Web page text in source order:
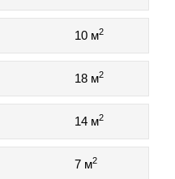
10 м2
18 м2
14 м2
7 м2